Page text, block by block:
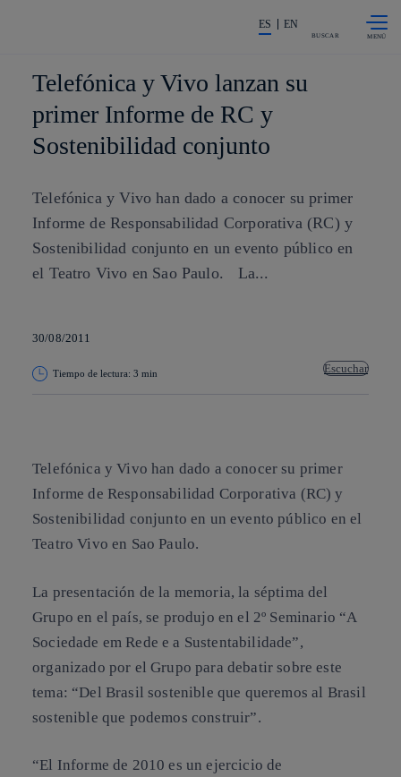
La acción en accionistas e
ES EN
BUSCAR
Telefónica y Vivo lanzan su
primer Informe de RC y
Sostenibilidad conjunto
Telefónica y Vivo han dado a conocer su primer
Informe de Responsabilidad Corporativa (RC) y
Sostenibilidad conjunto en un evento público en
el Teatro Vivo en Sao Paulo. La...
30/08/2011
Tiempo de lectura: 3 min Escuchar
Telefónica y Vivo han dado a conocer su primer
Informe de Responsabilidad Corporativa (RC) y
Sostenibilidad conjunto en un evento público en el
Teatro Vivo en Sao Paulo.
La presentación de la memoria, la séptima del
Grupo en el país, se produjo en el 2º Seminario “A
Sociedade em Rede e a Sustentabilidade”,
organizado por el Grupo para debatir sobre este
tema: “Del Brasil sostenible que queremos al Brasil
sostenible que podemos construir”.
“El Informe de 2010 es un ejercicio de